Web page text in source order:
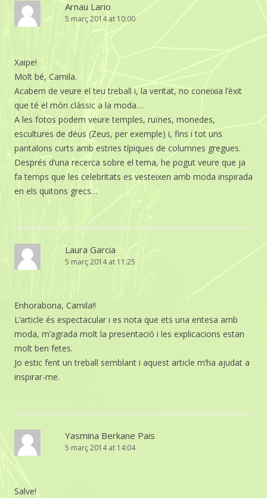
Arnau Lario
5 març 2014 at 10:00
Xaipe!
Molt bé, Camila.
Acabem de veure el teu treball i, la veritat, no coneixia l’èxit
que té el món clàssic a la moda…
A les fotos podem veure temples, ruïnes, monedes,
escultures de déus (Zeus, per exemple) i, fins i tot uns
pantalons curts amb estries típiques de columnes gregues.
Després d’una recerca sobre el tema, he pogut veure que ja
fa temps que les celebritats es vesteixen amb moda inspirada
en els quitons grecs…
Laura Garcia
5 març 2014 at 11:25
Enhorabona, Camila!!
L’article és espectacular i es nota que ets una entesa amb
moda, m’agrada molt la presentació i les explicacions estan
molt ben fetes.
Jo estic fent un treball semblant i aquest article m’ha ajudat a
inspirar-me.
Yasmina Berkane Pais
5 març 2014 at 14:04
Salve!